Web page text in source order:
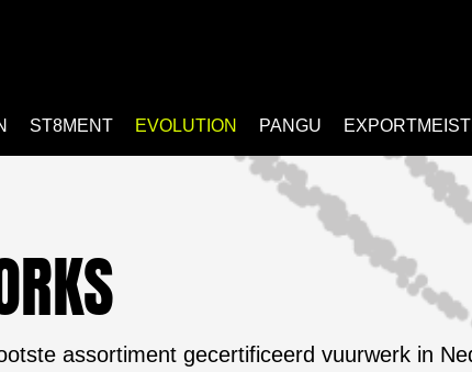
ST8MENT EVOLUTION PANGU
assortiment gecertificeerd vuurwerk in